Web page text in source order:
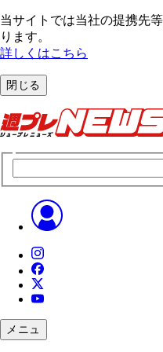
当サイトでは当社の提携先
ります。
詳しくはこちら
閉じる
メニュ